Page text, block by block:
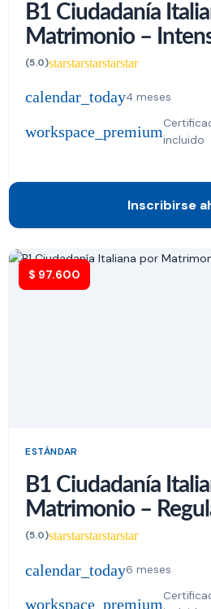
B1 Ciudadanía
Matrimonio –
(5.0)starstarstarstarstar
calendar_today4 meses
workspace_premiumincluido
Inscribirse
$ 97.600
ESTÁNDAR
B1 Ciudadanía
Matrimonio –
(5.0)starstarstarstarstar
calendar_today6 meses
workspace_premium